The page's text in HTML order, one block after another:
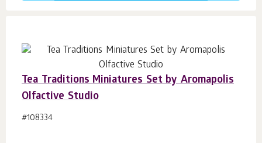
Tea Traditions Miniatures Set by Aromapolis
Olfactive Studio
#108334